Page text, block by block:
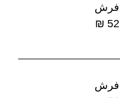
فرش
فرش
52 ₪